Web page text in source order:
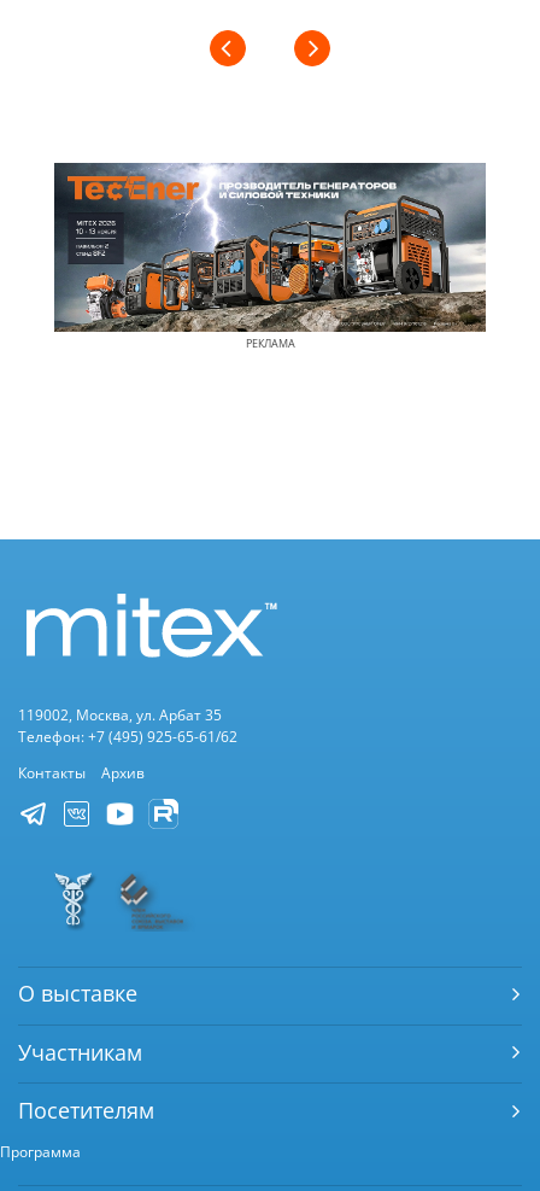
РЕКЛАМА
119002, Москва, ул. Арбат 35
Телефон: +7 (495) 925-65-61/62
Контакты
Архив
О выставке
Участникам
Посетителям
Программа